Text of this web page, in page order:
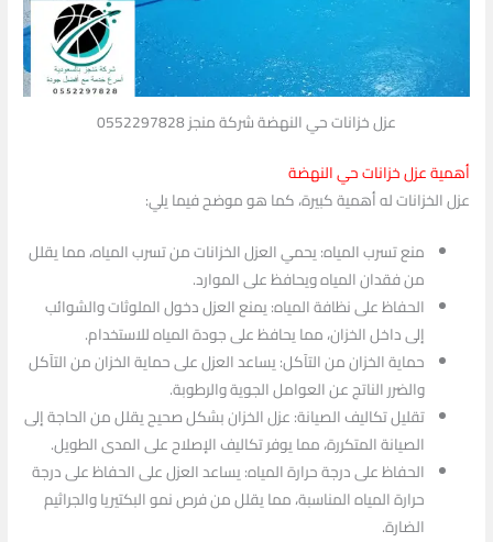
عزل خزانات حي النهضة شركة منجز 0552297828
أهمية عزل خزانات حي النهضة
عزل الخزانات له أهمية كبيرة، كما هو موضح فيما يلي:
منع تسرب المياه: يحمي العزل الخزانات من تسرب المياه، مما يقلل
من فقدان المياه ويحافظ على الموارد.
الحفاظ على نظافة المياه: يمنع العزل دخول الملوثات والشوائب
إلى داخل الخزان، مما يحافظ على جودة المياه للاستخدام.
حماية الخزان من التآكل: يساعد العزل على حماية الخزان من التآكل
والضرر الناتج عن العوامل الجوية والرطوبة.
تقليل تكاليف الصيانة: عزل الخزان بشكل صحيح يقلل من الحاجة إلى
الصيانة المتكررة، مما يوفر تكاليف الإصلاح على المدى الطويل.
الحفاظ على درجة حرارة المياه: يساعد العزل على الحفاظ على درجة
حرارة المياه المناسبة، مما يقلل من فرص نمو البكتيريا والجراثيم
الضارة.